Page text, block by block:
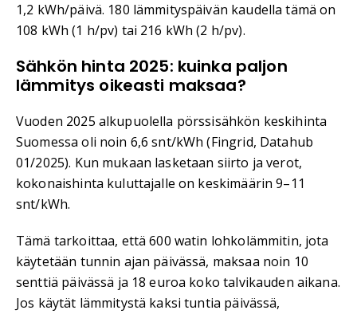
1,2 kWh/päivä. 180 lämmityspäivän kaudella tämä on
108 kWh (1 h/pv) tai 216 kWh (2 h/pv).
Sähkön hinta 2025: kuinka paljon
lämmitys oikeasti maksaa?
Vuoden 2025 alkupuolella pörssisähkön keskihinta
Suomessa oli noin 6,6 snt/kWh (Fingrid, Datahub
01/2025). Kun mukaan lasketaan siirto ja verot,
kokonaishinta kuluttajalle on keskimäärin 9–11
snt/kWh.
Tämä tarkoittaa, että 600 watin lohkolämmitin, jota
käytetään tunnin ajan päivässä, maksaa noin 10
senttiä päivässä ja 18 euroa koko talvikauden aikana.
Jos käytät lämmitystä kaksi tuntia päivässä,